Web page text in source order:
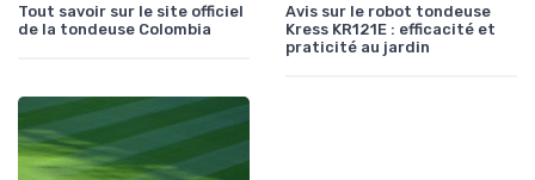
Tout savoir sur le site officiel
de la tondeuse Colombia
Avis sur le robot tondeuse
Kress KR121E : efficacité et
praticité au jardin